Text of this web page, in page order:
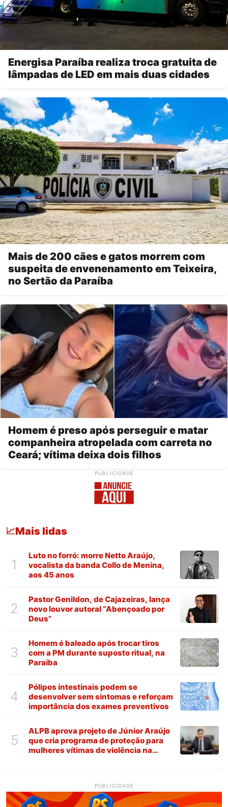
Energisa Paraíba realiza troca gratuita de
lâmpadas de LED em mais duas cidades
Mais de 200 cães e gatos morrem com
suspeita de envenenamento em Teixeira,
no Sertão da Paraíba
Homem é preso após perseguir e matar
companheira atropelada com carreta no
Ceará; vítima deixa dois filhos
PUBLICIDADE
📈Mais lidas
1
Luto no forró: morre Netto Araújo,
vocalista da banda Collo de Menina,
aos 45 anos
2
Pastor Genildon, de Cajazeiras, lança
novo louvor autoral “Abençoado por
Deus”
3
Homem é baleado após trocar tiros
com a PM durante suposto ritual, na
Paraíba
4
Pólipos intestinais podem se
desenvolver sem sintomas e reforçam
importância dos exames preventivos
5
ALPB aprova projeto de Júnior Araújo
que cria programa de proteção para
mulheres vítimas de violência na
PUBLICIDADE